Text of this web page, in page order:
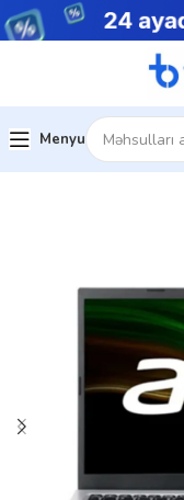
Menyu
Ev Noutbuklar